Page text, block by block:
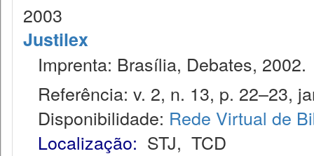
2003
Justilex
Imprenta: Brasília, Debates, 2002.
Referência: v. 2, n. 13, p. 22–23,
Disponibilidade: Rede Virtual de
Localização: STJ, TCD